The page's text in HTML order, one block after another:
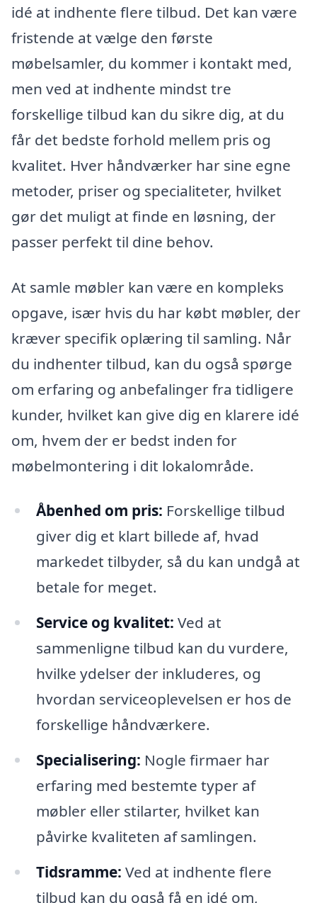
idé at indhente flere tilbud. Det kan være
fristende at vælge den første
møbelsamler, du kommer i kontakt med,
men ved at indhente mindst tre
forskellige tilbud kan du sikre dig, at du
får det bedste forhold mellem pris og
kvalitet. Hver håndværker har sine egne
metoder, priser og specialiteter, hvilket
gør det muligt at finde en løsning, der
passer perfekt til dine behov.
At samle møbler kan være en kompleks
opgave, især hvis du har købt møbler, der
kræver specifik oplæring til samling. Når
du indhenter tilbud, kan du også spørge
om erfaring og anbefalinger fra tidligere
kunder, hvilket kan give dig en klarere idé
om, hvem der er bedst inden for
møbelmontering i dit lokalområde.
Åbenhed om pris: Forskellige tilbud
giver dig et klart billede af, hvad
markedet tilbyder, så du kan undgå at
betale for meget.
Service og kvalitet: Ved at
sammenligne tilbud kan du vurdere,
hvilke ydelser der inkluderes, og
hvordan serviceoplevelsen er hos de
forskellige håndværkere.
Specialisering: Nogle firmaer har
erfaring med bestemte typer af
møbler eller stilarter, hvilket kan
påvirke kvaliteten af samlingen.
Tidsramme: Ved at indhente flere
tilbud kan du også få en idé om,